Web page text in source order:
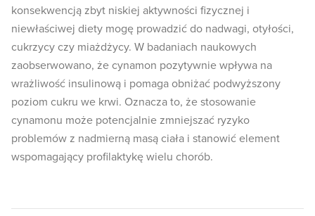
konsekwencją zbyt niskiej aktywności fizycznej i
niewłaściwej diety mogę prowadzić do nadwagi, otyłości,
cukrzycy czy miażdżycy. W badaniach naukowych
zaobserwowano, że cynamon pozytywnie wpływa na
wrażliwość insulinową i pomaga obniżać podwyższony
poziom cukru we krwi. Oznacza to, że stosowanie
cynamonu może potencjalnie zmniejszać ryzyko
problemów z nadmierną masą ciała i stanowić element
wspomagający profilaktykę wielu chorób.